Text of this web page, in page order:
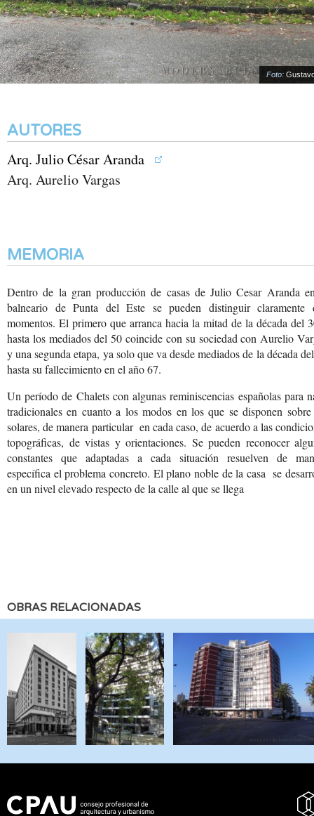
Foto:Gustavo
AUTORES
Arq. Julio César Aranda
Arq. Aurelio Vargas
MEMORIA
Dentro de la gran producción de casas de Julio Cesar Aranda
balneario de Punta del Este se pueden distinguir claramente
momentos. El primero que arranca hacia la mitad de la década del
hasta los mediados del 50 coincide con su sociedad con Aurelio
y una segunda etapa, ya solo que va desde mediados de la década
hasta su fallecimiento en el año 67.
Un período de Chalets con algunas reminiscencias españolas para
tradicionales en cuanto a los modos en los que se disponen
solares, demanera particular en cada caso, de acuerdoa las
topográficas, de vistas y orientaciones. Se pueden reconocer
constantes que adaptadas a cada situación resuelven de
específica el problema concreto. El plano noble de la casa se
en un nivel elevado respecto de la calle al que se llega
OBRAS RELACIONADAS